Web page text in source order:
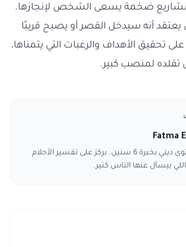
ضخمة يسعى الشخص لإنجازها.
أنه سيدخل القصر أو يصبح قريبًا
تحقيق الأهداف والرغبات التي يتمناها،
تقلده لمنصب كبير.
Fatma
كاتبة محتوى ديني بخبرة 6 سنين. بركز على تفسير الأحلام
بيسأل عنها الناس كتير.